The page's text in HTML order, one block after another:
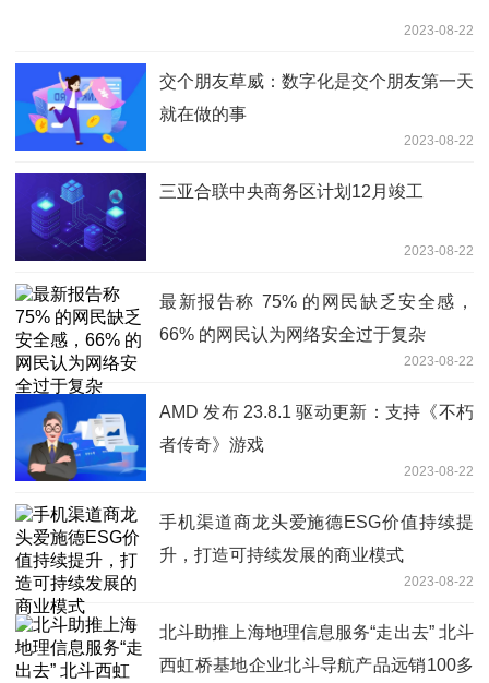
2023-08-22
交个朋友草威：数字化是交个朋友第一天
就在做的事
2023-08-22
三亚合联中央商务区计划12月竣工
2023-08-22
最新报告称 75% 的网民缺乏安全感，
66% 的网民认为网络安全过于复杂
2023-08-22
AMD 发布 23.8.1 驱动更新：支持《不朽
者传奇》游戏
2023-08-22
手机渠道商龙头爱施德ESG价值持续提
升，打造可持续发展的商业模式
2023-08-22
北斗助推上海地理信息服务“走出去” 北斗
西虹桥基地企业北斗导航产品远销100多